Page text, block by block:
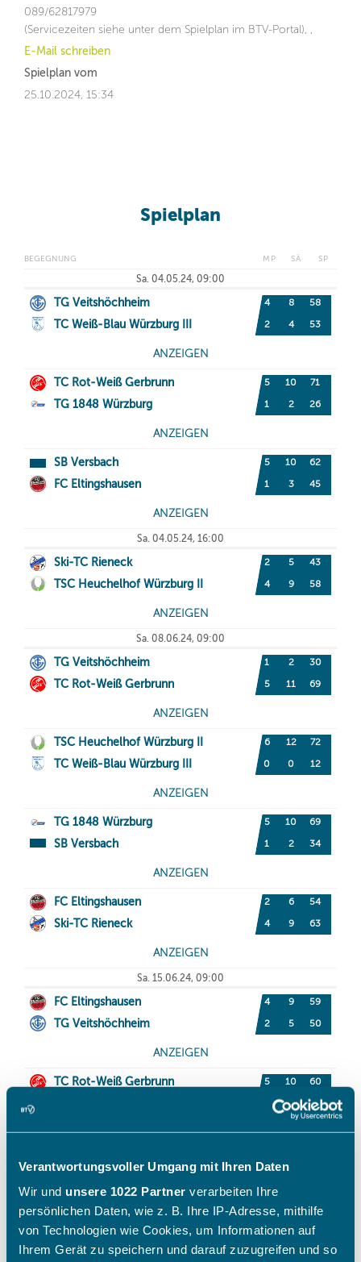
Verantwortungsvoller Umgang mit Ihren Daten
Wir und unsere 1022 Partner verarbeiten Ihre
persönlichen Daten, wie z. B. Ihre IP-Adresse, mithilfe
von Technologien wie Cookies, um Informationen auf
Ihrem Gerät zu speichern und darauf zuzugreifen und so